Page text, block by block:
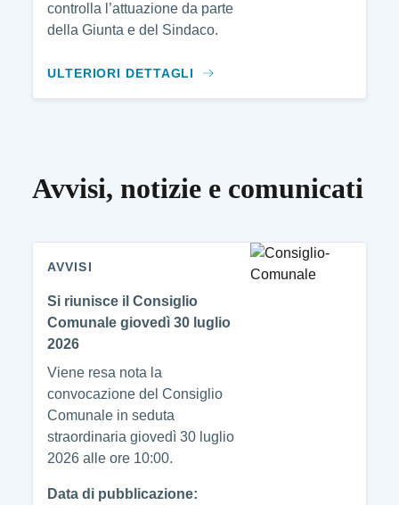
controlla l’attuazione da parte
della Giunta e del Sindaco.
ULTERIORI DETTAGLI
Avvisi, notizie e comunicati
AVVISI
Si riunisce il Consiglio
Comunale giovedì 30 luglio
2026
Viene resa nota la
convocazione del Consiglio
Comunale in seduta
straordinaria giovedì 30 luglio
2026 alle ore 10:00.
Data di pubblicazione: